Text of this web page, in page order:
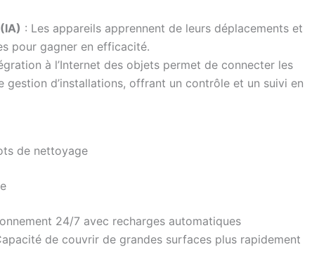
: Les appareils apprennent de leurs déplacements et
pour gagner en efficacité.
à l’Internet des objets permet de connecter les
gestion d’installations, offrant un contrôle et un suivi en
de nettoyage
24/7 avec recharges automatiques
de couvrir de grandes surfaces plus rapidement